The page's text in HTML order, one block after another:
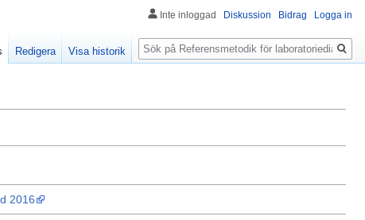
2016
Inte inloggad Diskussion Bidrag Logga in
Redigera Visa historik
Sök